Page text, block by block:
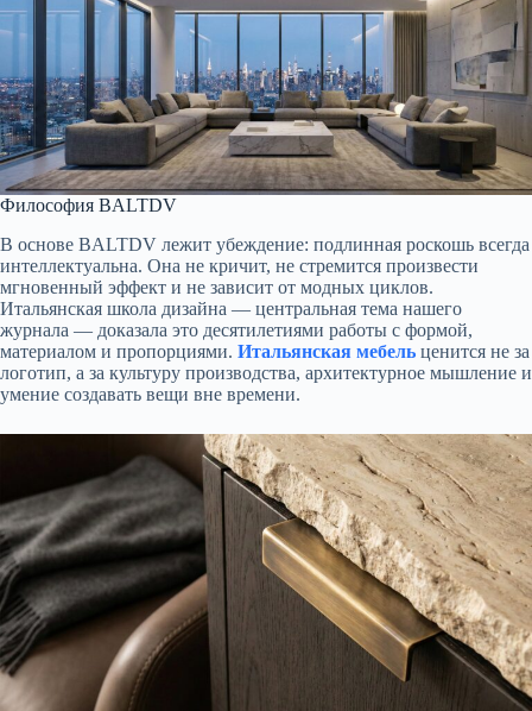
Философия BALTDV
В основе BALTDV лежит убеждение: подлинная роскошь всегда
интеллектуальна. Она не кричит, не стремится произвести
мгновенный эффект и не зависит от модных циклов.
Итальянская школа дизайна — центральная тема нашего
журнала — доказала это десятилетиями работы с формой,
материалом и пропорциями. Итальянская мебель ценится не за
логотип, а за культуру производства, архитектурное мышление и
умение создавать вещи вне времени.